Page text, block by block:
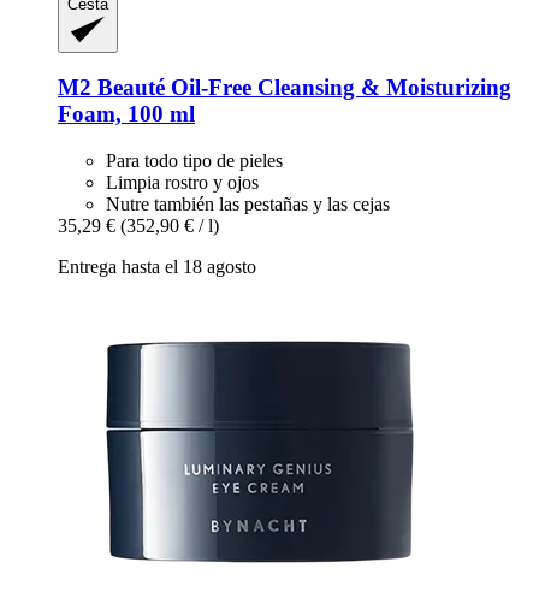
Cesta
M2 Beauté Oil-​Free Cleansing & Moisturizing
Foam, 100 ml
Para todo tipo de pieles
Limpia rostro y ojos
Nutre también las pestañas y las cejas
35,29 € (352,90 € / l)
Entrega hasta el 18 agosto